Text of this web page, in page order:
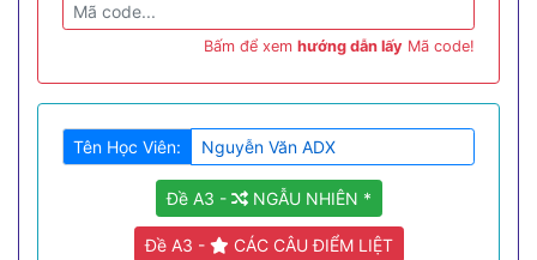
Bấm để xem hướng dẫn lấy Mã code!
Tên Học Viên:
Đề A3 - NGẪU NHIÊN *
Đề A3 - CÁC CÂU ĐIỂM LIỆT